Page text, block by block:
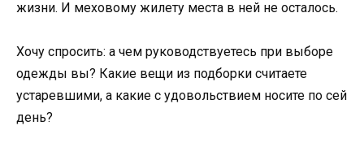
жизни. И меховому жилету места в ней не осталось.
Хочу спросить: а чем руководствуетесь при выборе
одежды вы? Какие вещи из подборки считаете
устаревшими, а какие с удовольствием носите по сей
день?